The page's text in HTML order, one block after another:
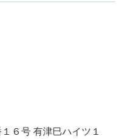
６号 有津巳ハイツ１